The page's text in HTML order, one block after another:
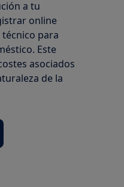
a tu
online
para
Este
asociados
de la